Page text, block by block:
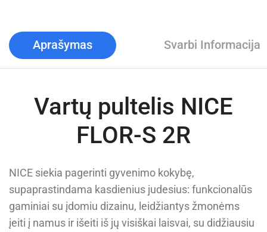
Aprašymas Svarbi Informacija
Vartų pultelis NICE
FLOR-S 2R
NICE siekia pagerinti gyvenimo kokybę,
supaprastindama kasdienius judesius: funkcionalūs
gaminiai su įdomiu dizainu, leidžiantys žmonėms
įeiti į namus ir išeiti iš jų visiškai laisvai, su didžiausiu